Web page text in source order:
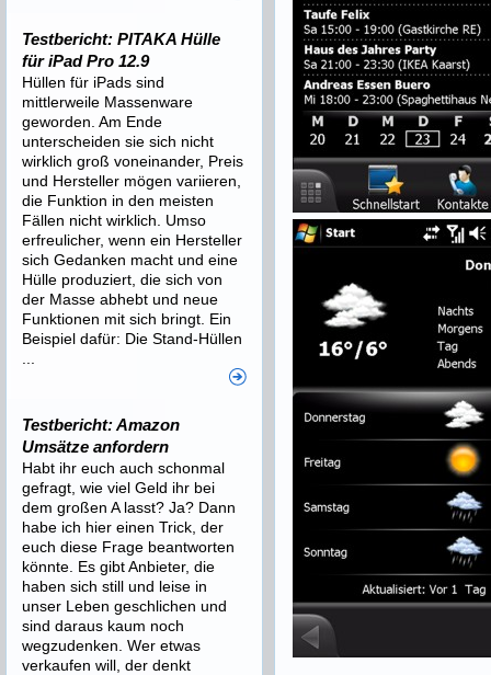
Testbericht: PITAKA Hülle
für iPad Pro 12.9
Hüllen für iPads sind
mittlerweile Massenware
geworden. Am Ende
unterscheiden sie sich nicht
wirklich groß voneinander, Preis
und Hersteller mögen variieren,
die Funktion in den meisten
Fällen nicht wirklich. Umso
erfreulicher, wenn ein Hersteller
sich Gedanken macht und eine
Hülle produziert, die sich von
der Masse abhebt und neue
Funktionen mit sich bringt. Ein
Beispiel dafür: Die Stand-Hüllen
Testbericht: Amazon
Umsätze anfordern
Habt ihr euch auch schonmal
gefragt, wie viel Geld ihr bei
dem großen A lasst? Ja? Dann
habe ich hier einen Trick, der
euch diese Frage beantworten
könnte. Es gibt Anbieter, die
haben sich still und leise in
unser Leben geschlichen und
sind daraus kaum noch
wegzudenken. Wer etwas
verkaufen will, der denkt